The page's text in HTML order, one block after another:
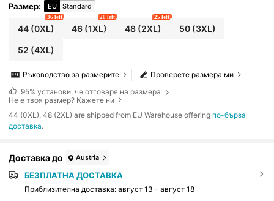
Размер: EU Standard
44(0XL)
36 left
46 (1XL)
20 left
48(2XL)
25 left
50(3XL)
52 (4XL)
Проверете размера ми
Ръководство за размерите
95% установи, че отговаря на размера
Не е твоя размер? Кажете ни
​44 (0XL), 48 (2XL) are shipped from EU Warehouse offering по-бърза
доставка.
Доставка до Austria
БЕЗПЛАТНА ДОСТАВКА
Приблизителна доставка: август 13 - август 18